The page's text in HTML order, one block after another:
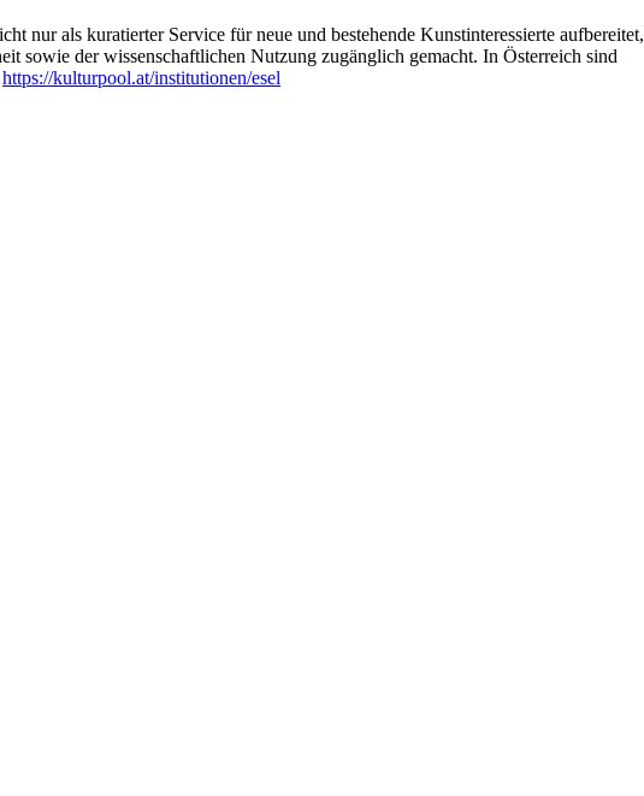
nur als kuratierter Service für neue und bestehende Kunstinteressierte aufbereitet,
sowie der wissenschaftlichen Nutzung zugänglich gemacht. In Österreich sind
https://kulturpool.at/institutionen/esel